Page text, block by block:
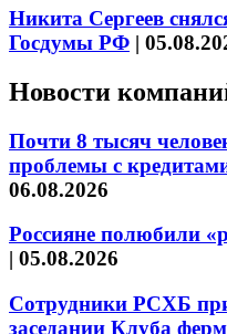
Никита Сергеев
Госдумы РФ |
Новости
Почти 8 тысяч
проблемы с
06.08.2026
Россияне полюбили
| 05.08.2026
Сотрудники РСХБ
заседании Клуба